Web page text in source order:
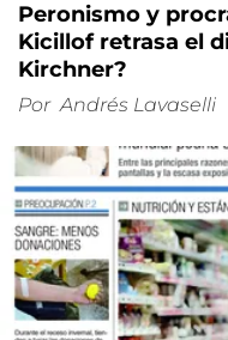
Peronismo y
Kicillof retrasa el
Kirchner?
Por Andrés Lavaselli